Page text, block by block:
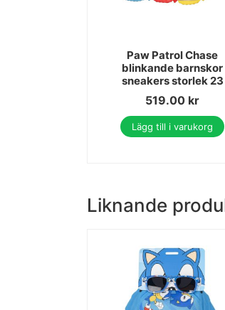
Paw Patrol Chase
blinkande barnskor
sneakers storlek 23
519.00 kr
Lägg till i varukorg
Liknande